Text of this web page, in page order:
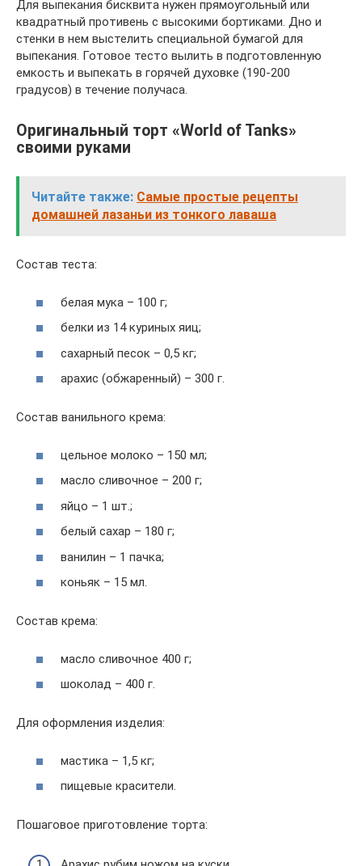
Для выпекания бисквита нужен прямоугольный или
квадратный противень с высокими бортиками. Дно и
стенки в нем выстелить специальной бумагой для
выпекания. Готовое тесто вылить в подготовленную
емкость и выпекать в горячей духовке (190-200
градусов) в течение получаса.
Оригинальный торт «World of Tanks»
своими руками
Читайте также: Самые простые рецепты
домашней лазаньи из тонкого лаваша
Состав теста:
белая мука – 100 г;
белки из 14 куриных яиц;
сахарный песок – 0,5 кг;
арахис (обжаренный) – 300 г.
Состав ванильного крема:
цельное молоко – 150 мл;
масло сливочное – 200 г;
яйцо – 1 шт.;
белый сахар – 180 г;
ванилин – 1 пачка;
коньяк – 15 мл.
Состав крема:
масло сливочное 400 г;
шоколад – 400 г.
Для оформления изделия:
мастика – 1,5 кг;
пищевые красители.
Пошаговое приготовление торта: